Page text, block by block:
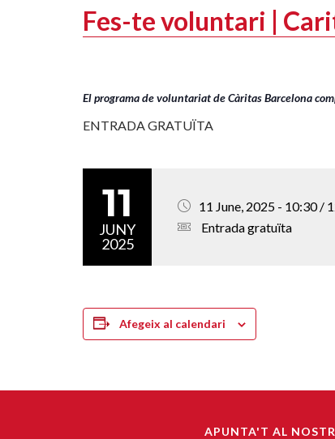
Fes-te voluntari |
El programa de voluntariat de Càritas Barcelona
ENTRADA GRATUÏTA
11
JUNY
2025
11 June, 2025 - 10:30 /
Entrada gratuïta
Afegeix al calendari
APUNTA'T AL